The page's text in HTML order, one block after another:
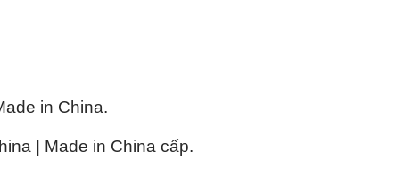
in China.
| Made in China cấp.